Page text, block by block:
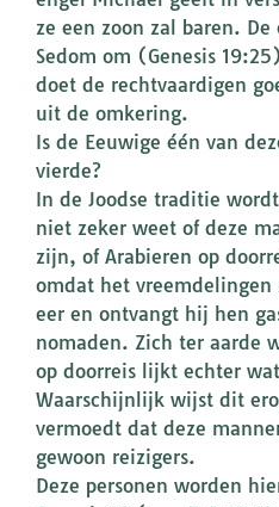
ze een zoon zal baren.
Sedom om (Genesis
doet de rechtvaardigen
uit de omkering.
Is de Eeuwige één van
vierde?
In de Joodse traditie
niet zeker weet of deze
zijn, of Arabieren op
omdat het
eer en ontvangt hij hen
nomaden. Zich ter aarde
op doorreis lijkt echter
Waarschijnlijk wijst dit
vermoedt dat deze
gewoon reizigers.
Deze personen worden